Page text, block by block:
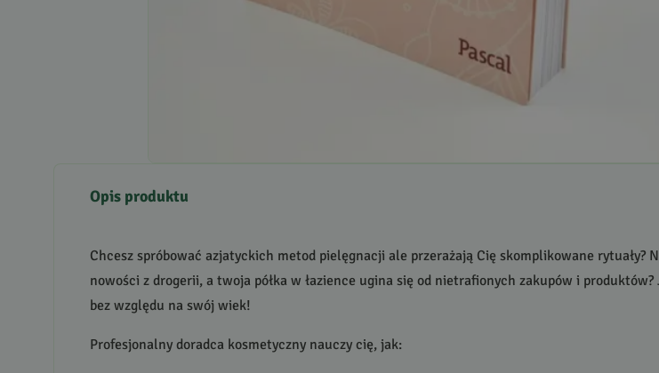
Opis produktu
Chcesz spróbować azjatyckich metod pielęgnacji ale przerażają Cię skomplikowane rytuały?
nowości z drogerii, a twoja półka w łazience ugina się od nietrafionych zakupów i
bez względu na swój wiek!
Profesjonalny doradca kosmetyczny nauczy cię, jak: